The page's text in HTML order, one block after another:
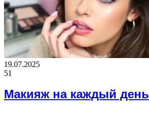
19.07.2025
51
Макияж на каждый день